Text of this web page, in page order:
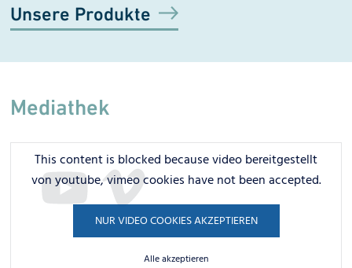
Unsere Produkte
Mediathek
This content is blocked because video bereitgestellt
von youtube, vimeo cookies have not been accepted.
NUR VIDEO COOKIES AKZEPTIEREN
Alle akzeptieren